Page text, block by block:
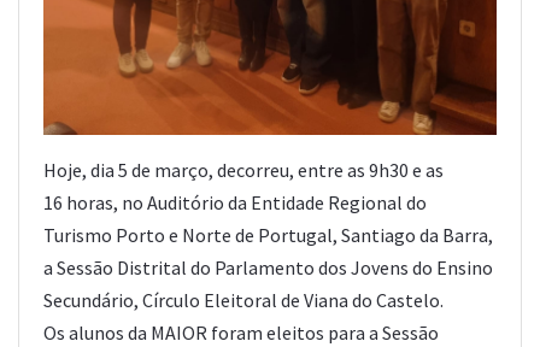
Hoje, dia 5 de março, decorreu, entre as 9h30 e as
16 horas, no Auditório da Entidade Regional do
Turismo Porto e Norte de Portugal, Santiago da Barra,
a Sessão Distrital do Parlamento dos Jovens do Ensino
Secundário, Círculo Eleitoral de Viana do Castelo.
Os alunos da MAIOR foram eleitos para a Sessão